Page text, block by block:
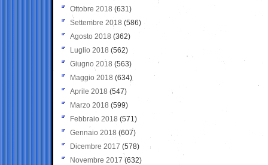
Ottobre 2018 (631)
Settembre 2018 (586)
Agosto 2018 (362)
Luglio 2018 (562)
Giugno 2018 (563)
Maggio 2018 (634)
Aprile 2018 (547)
Marzo 2018 (599)
Febbraio 2018 (571)
Gennaio 2018 (607)
Dicembre 2017 (578)
Novembre 2017 (632)